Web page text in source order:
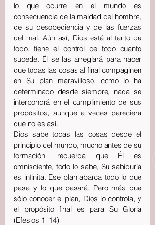
lo que ocurre en el mundo es
consecuencia de la maldad del hombre,
de su desobediencia y de las fuerzas
del mal. Aún así, Dios está al tanto de
todo, tiene el control de todo cuanto
sucede. Él se las arreglará para hacer
que todas las cosas al final compaginen
en Su plan maravilloso, como lo ha
determinado desde siempre, nada se
interpondrá en el cumplimiento de sus
propósitos, aunque a veces pareciera
que no es así.
Dios sabe todas las cosas desde el
principio del mundo, mucho antes de su
formación, recuerda que Él es
omnisciente, todo lo sabe, Su sabiduría
es infinita. Ese plan abarca todo lo que
pasa y lo que pasará. Pero más que
sólo conocer el plan, Dios lo controla, y
el propósito final es para Su Gloria
(Efesios 1: 14)